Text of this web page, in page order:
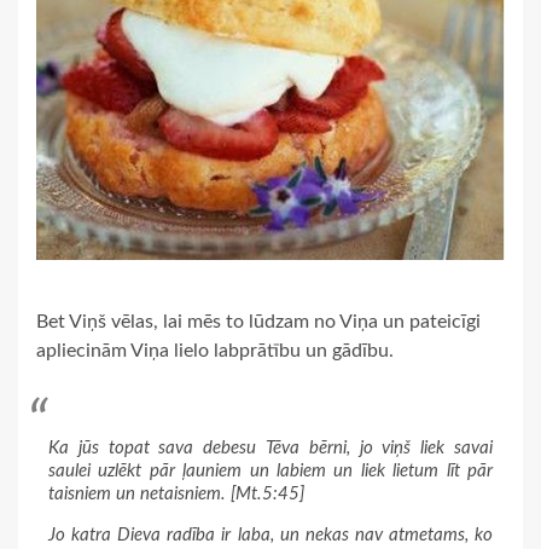
Bet Viņš vēlas, lai mēs to lūdzam no Viņa un pateicīgi
apliecinām Viņa lielo labprātību un gādību.
Ka jūs topat sava debesu Tēva bērni, jo viņš liek savai
saulei uzlēkt pār ļauniem un labiem un liek lietum līt pār
taisniem un netaisniem. [Mt.5:45]
Jo katra Dieva radība ir laba, un nekas nav atmetams, ko